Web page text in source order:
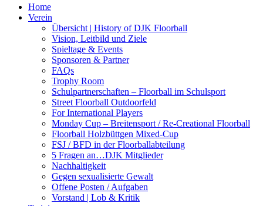
Home
Verein
Übersicht | History of DJK Floorball
Vision, Leitbild und Ziele
Spieltage & Events
Sponsoren & Partner
FAQs
Trophy Room
Schulpartnerschaften – Floorball im Schulsport
Street Floorball Outdoorfeld
For International Players
Monday Cup – Breitensport / Re-Creational Floorball
Floorball Holzbüttgen Mixed-Cup
FSJ / BFD in der Floorballabteilung
5 Fragen an…DJK Mitglieder
Nachhaltigkeit
Gegen sexualisierte Gewalt
Offene Posten / Aufgaben
Vorstand | Lob & Kritik